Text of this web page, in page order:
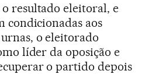
resultado eleitoral, e
condicionadas aos
urnas, o eleitorado
líder da oposição e
o partido depois